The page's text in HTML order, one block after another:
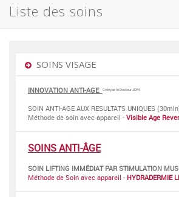
Liste des soins
SOINS VISAGE
INNOVATION ANTI-AGE Créé par le Docteur JDM
SOIN ANTI-AGE AUX RESULTATS UNIQUES
Méthode de soin avec appareil - Visible Age
SOINS ANTI-ÂGE
SOIN LIFTING IMMÉDIAT PAR STIMULATION
Méthode de Soin avec appareil - HYDRADERMIE